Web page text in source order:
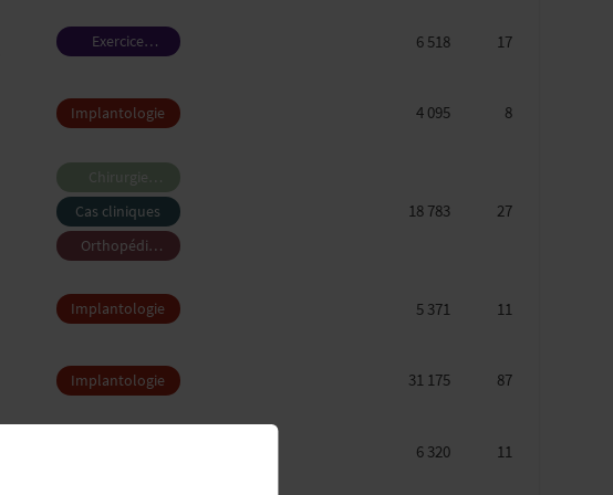
Exercice
professionnel
6 518 17
Implantologie 4 095 8
Chirurgie
buccale
Cas cliniques
Orthopédie
dento-faciale
18 783 27
Implantologie 5 371 11
Implantologie 31 175 87
6 320 11